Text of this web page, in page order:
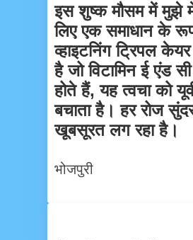
इस शुष्क मौसम में मुझे
लिए एक समाधान के
व्हाइटनिंग ट्रिपल केयर
है जो विटामिन ई एंड
होते हैं, यह त्वचा को
बचाता है। हर रोज
खूबसूरत लग रहा है।
भोजपुरी